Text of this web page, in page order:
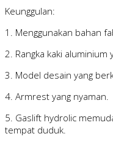
Keunggulan:
1. Menggunakan bahan
2. Rangka kaki
3. Model desain yang
4. Armrest yang nyaman.
5. Gaslift hydrolic
tempat duduk.